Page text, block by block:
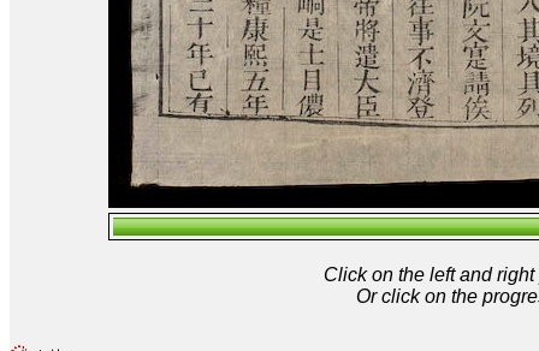
Click on the left and
Or click on the